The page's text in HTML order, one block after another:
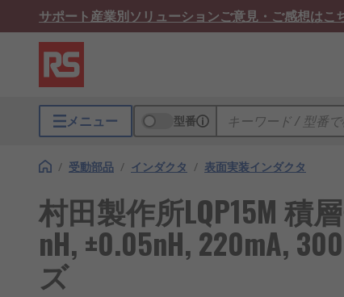
サポート産業別ソリューションご意見・ご感想はこ
メニュー 型番
/ 受動部品 / インダクタ / 表面実装インダクタ
村田製作所LQP15M 積
nH, ±0.05nH, 220mA,
ズ